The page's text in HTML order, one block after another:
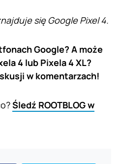
się Google Pixel 4.
Google? A może
4 lub Pixela 4 XL?
w komentarzach!
Śledź ROOTBLOG w